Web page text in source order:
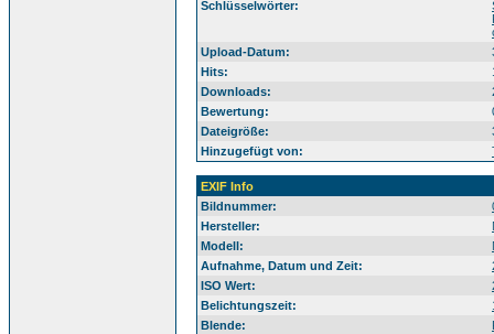
Schlüsselwörter:
Upload-Datum:
Hits:
Downloads:
Bewertung:
Dateigröße:
Hinzugefügt von:
EXIF Info
Bildnummer:
Hersteller:
Modell:
Aufnahme, Datum und Zeit:
ISO Wert:
Belichtungszeit:
Blende: